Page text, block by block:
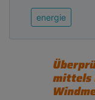
energie